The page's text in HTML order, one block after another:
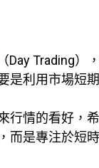
（Day Trading
利用市場短
行情的看好，
而是專注於短